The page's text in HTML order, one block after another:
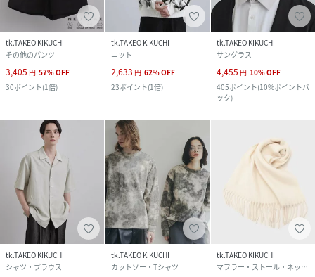
tk.TAKEO KIKUCHI
その他のパンツ
3,405 円 57%OFF
30ポイント(1倍)
tk.TAKEO KIKUCHI
ニット
2,633 円 62%OFF
23ポイント(1倍)
tk.TAKEO KIKUCHI
サングラス
4,455 円 10%OFF
405ポイント(10%ポイントバ
ック)
tk.TAKEO KIKUCHI
シャツ・ブラウス
tk.TAKEO KIKUCHI
カットソー・Tシャツ
tk.TAKEO KIKUCHI
マフラー・ストール・ネックウォーマー